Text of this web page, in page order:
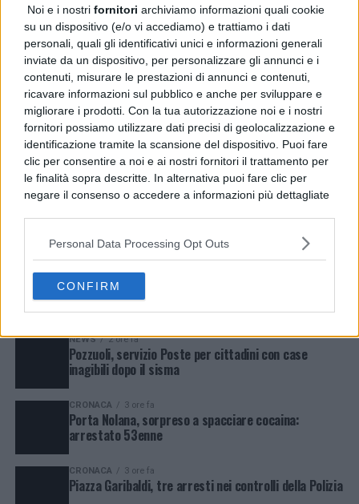
Noi e i nostri fornitori archiviamo informazioni quali cookie
su un dispositivo (e/o vi accediamo) e trattiamo i dati
personali, quali gli identificativi unici e informazioni generali
inviate da un dispositivo, per personalizzare gli annunci e i
contenuti, misurare le prestazioni di annunci e contenuti,
ricavare informazioni sul pubblico e anche per sviluppare e
migliorare i prodotti. Con la tua autorizzazione noi e i nostri
fornitori possiamo utilizzare dati precisi di geolocalizzazione e
identificazione tramite la scansione del dispositivo. Puoi fare
clic per consentire a noi e ai nostri fornitori il trattamento per
le finalità sopra descritte. In alternativa puoi fare clic per
negare il consenso o accedere a informazioni più dettagliate
possono non richiedere il tuo consenso, ma hai il diritto di
opporti a tale trattamento. Le tue preferenze si
preferenze in qualsiasi momento ritornando su questo sito o
consultando la nostrainformativa sulla riservatezza.
Personal Data Processing Opt Outs
CONFIRM
LATEST TRENDING
CRONACA 2 ore fa
Sant’Antimo, sventa truffa a un’anziana: denunciato
16enne
NEWS 2 ore fa
Pozzuoli, servizio Poste per cittadini con case
inagibili dopo il sisma
CRONACA 3 ore fa
Porta Nolana, sorpreso a spacciare cocaina:
arrestato 53enne
CRONACA 3 ore fa
Piazza Garibaldi, tre arresti nei controlli della Polizia